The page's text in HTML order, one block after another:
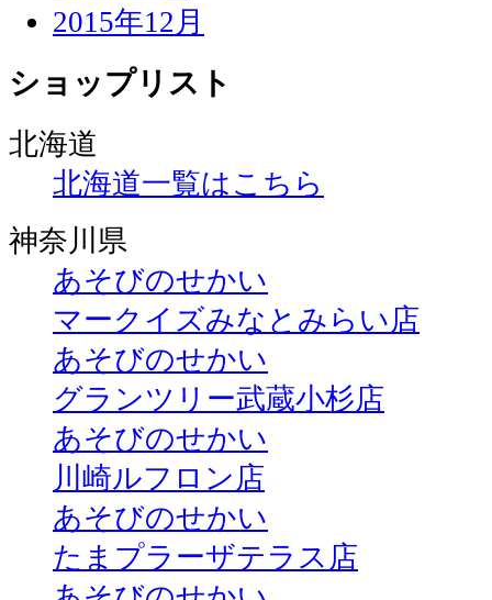
2015年12月
ショップリスト
北海道
北海道一覧はこちら
神奈川県
あそびのせかい
マークイズみなとみらい店
あそびのせかい
グランツリー武蔵小杉店
あそびのせかい
川崎ルフロン店
あそびのせかい
たまプラーザテラス店